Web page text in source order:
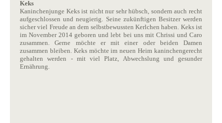
Keks
Kaninchenjunge Keks ist nicht nur sehr hübsch, sondern auch recht
aufgeschlossen und neugierig. Seine zukünftigen Besitzer werden
sicher viel Freude an dem selbstbewussten Kerlchen haben. Keks ist
im November 2014 geboren und lebt bei uns mit Chrissi und Caro
zusammen. Gerne möchte er mit einer oder beiden Damen
zusammen bleiben. Keks möchte im neuen Heim kaninchengerecht
gehalten werden - mit viel Platz, Abwechslung und gesunder
Ernährung.